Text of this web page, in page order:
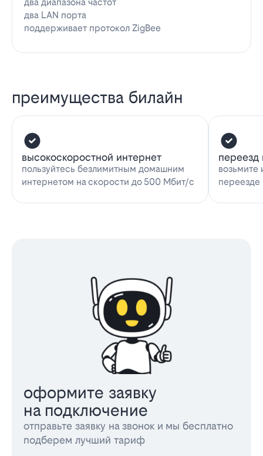
два LAN порта
поддерживает протокол ZigBee
преимущества билайн
высокоскоростной интернет
пользуйтесь безлимитным домашним
интернетом на скорости до 500 Мбит/с
переезд
возьмите
переезде
оформите заявку
на подключение
отправьте заявку на звонок и мы бесплатно
подберем лучший тариф